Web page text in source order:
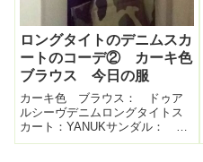
ロングタイトのデニムスカ
ートのコーデ② カーキ色
ブラウス 今日の服
カーキ色 ブラウス： ドゥア
ルシーヴデニムロングタイトス
カート：YANUKサンダル： ロ
ペピクニックカモフラ柄 トー